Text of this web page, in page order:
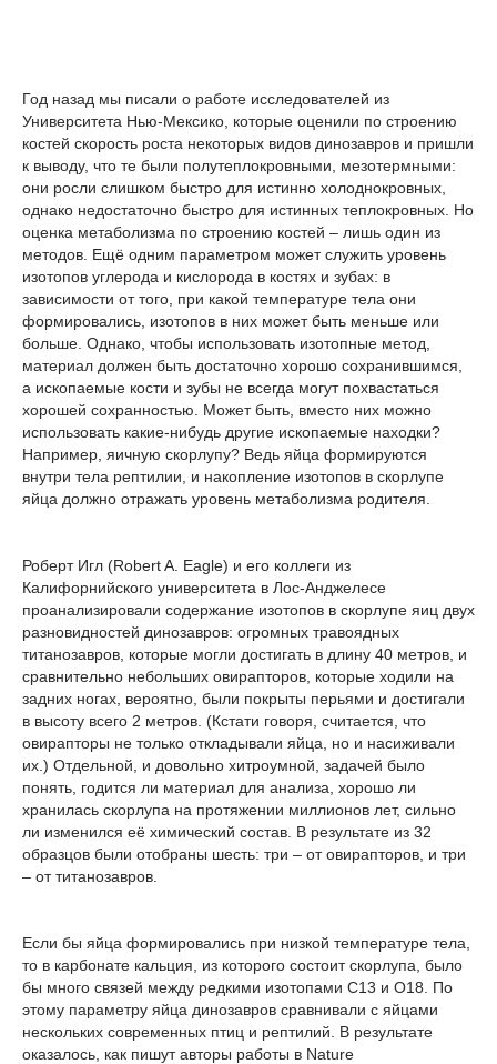
Год назад мы писали о работе исследователей из
Университета Нью-Мексико, которые оценили по строению
костей скорость роста некоторых видов динозавров и пришли
к выводу, что те были полутеплокровными, мезотермными:
они росли слишком быстро для истинно холоднокровных,
однако недостаточно быстро для истинных теплокровных. Но
оценка метаболизма по строению костей – лишь один из
методов. Ещё одним параметром может служить уровень
изотопов углерода и кислорода в костях и зубах: в
зависимости от того, при какой температуре тела они
формировались, изотопов в них может быть меньше или
больше. Однако, чтобы использовать изотопные метод,
материал должен быть достаточно хорошо сохранившимся,
а ископаемые кости и зубы не всегда могут похвастаться
хорошей сохранностью. Может быть, вместо них можно
использовать какие-нибудь другие ископаемые находки?
Например, яичную скорлупу? Ведь яйца формируются
внутри тела рептилии, и накопление изотопов в скорлупе
яйца должно отражать уровень метаболизма родителя.
Роберт Игл (Robert A. Eagle) и его коллеги из
Калифорнийского университета в Лос-Анджелесе
проанализировали содержание изотопов в скорлупе яиц двух
разновидностей динозавров: огромных травоядных
титанозавров, которые могли достигать в длину 40 метров, и
сравнительно небольших овирапторов, которые ходили на
задних ногах, вероятно, были покрыты перьями и достигали
в высоту всего 2 метров. (Кстати говоря, считается, что
овирапторы не только откладывали яйца, но и насиживали
их.) Отдельной, и довольно хитроумной, задачей было
понять, годится ли материал для анализа, хорошо ли
хранилась скорлупа на протяжении миллионов лет, сильно
ли изменился её химический состав. В результате из 32
образцов были отобраны шесть: три – от овирапторов, и три
– от титанозавров.
Если бы яйца формировались при низкой температуре тела,
то в карбонате кальция, из которого состоит скорлупа, было
бы много связей между редкими изотопами С13 и О18. По
этому параметру яйца динозавров сравнивали с яйцами
нескольких современных птиц и рептилий. В результате
оказалось, как пишут авторы работы в Nature